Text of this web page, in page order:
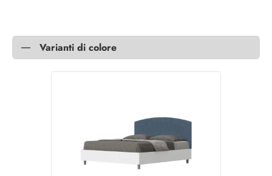
Varianti di colore